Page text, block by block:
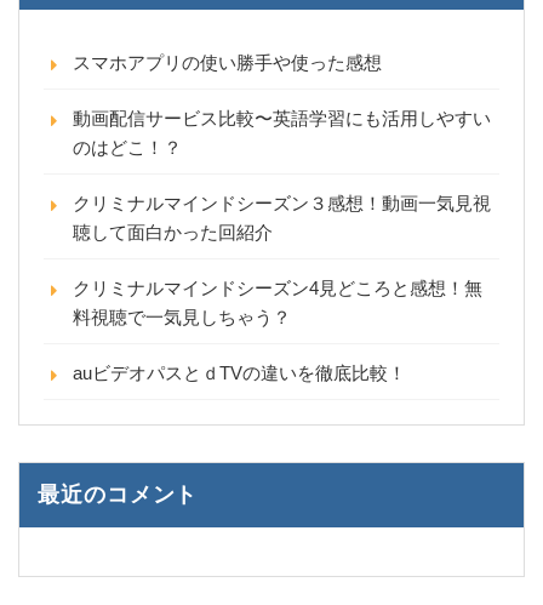
スマホアプリの使い勝手や使った感想
動画配信サービス比較〜英語学習にも活用しやすい
のはどこ！？
クリミナルマインドシーズン３感想！動画一気見視
聴して面白かった回紹介
クリミナルマインドシーズン4見どころと感想！無
料視聴で一気見しちゃう？
auビデオパスとｄTVの違いを徹底比較！
最近のコメント